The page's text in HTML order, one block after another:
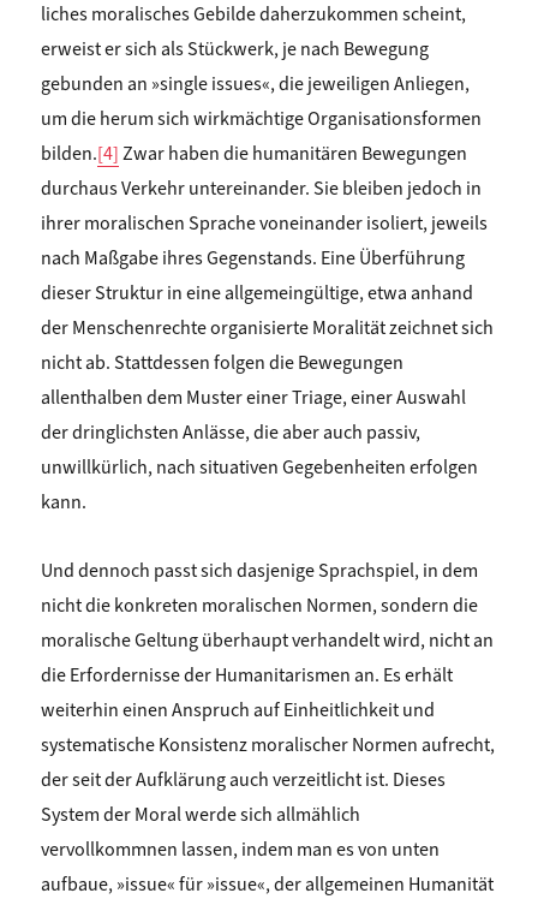
liches moralisches Gebilde daherzukommen scheint,
erweist er sich als Stückwerk, je nach Bewegung
gebunden an »single issues«, die jeweiligen Anliegen,
um die herum sich wirkmächtige Organisationsformen
bilden.[4]Zwar haben die humanitären Bewegungen
durchaus Verkehr untereinander. Sie bleiben jedoch in
ihrer moralischen Sprache voneinander isoliert, jeweils
nach Maßgabe ihres Gegenstands. Eine Überführung
dieser Struktur in eine allgemeingültige, etwa anhand
der Menschenrechte organisierte Moralität zeichnet sich
nicht ab. Stattdessen folgen die Bewegungen
allenthalben dem Muster einer Triage, einer Auswahl
der dringlichsten Anlässe, die aber auch passiv,
unwillkürlich, nach situativen Gegebenheiten erfolgen
kann.
Und dennoch passt sich dasjenige Sprachspiel, in dem
nicht die konkreten moralischen Normen, sondern die
moralische Geltung überhaupt verhandelt wird, nicht an
die Erfordernisse der Humanitarismen an. Es erhält
weiterhin einen Anspruch auf Einheitlichkeit und
systematische Konsistenz moralischer Normen aufrecht,
der seit der Aufklärung auch verzeitlicht ist. Dieses
System der Moral werde sich allmählich
vervollkommnen lassen, indem man es von unten
aufbaue, »issue« für »issue«, der allgemeinen Humanität